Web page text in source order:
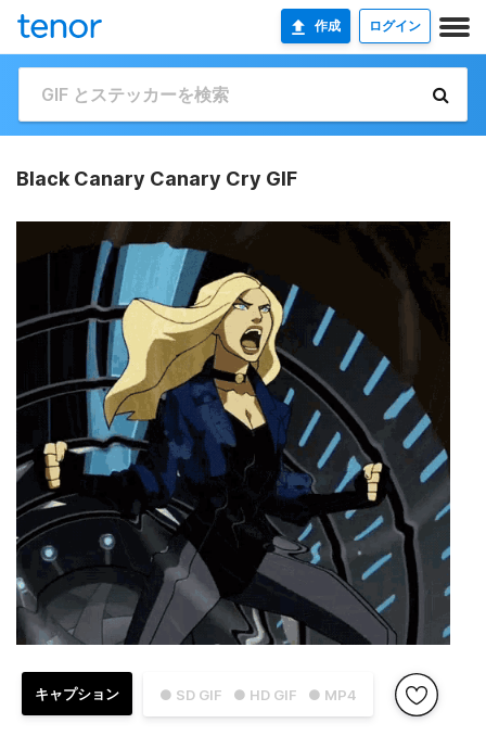
作成 ログイン
Black Canary Canary Cry GIF
● SD GIF ● HD GIF ● MP4
キャプション